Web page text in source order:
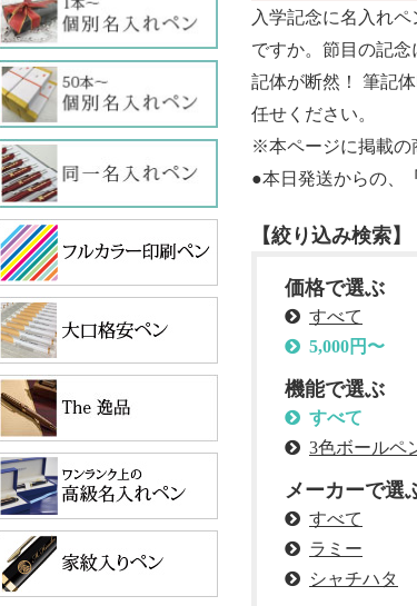
入学記念に名入れペ
ですか。節目の記
記体が断然！ 筆記
任せください。
※本ページに掲載の
●本日発送からの、
【絞り込み検索】
価格で選ぶ
すべて
5,000円〜
機能で選ぶ
すべて
3色ボールペ
メーカーで選
すべて
ラミー
シャチハタ